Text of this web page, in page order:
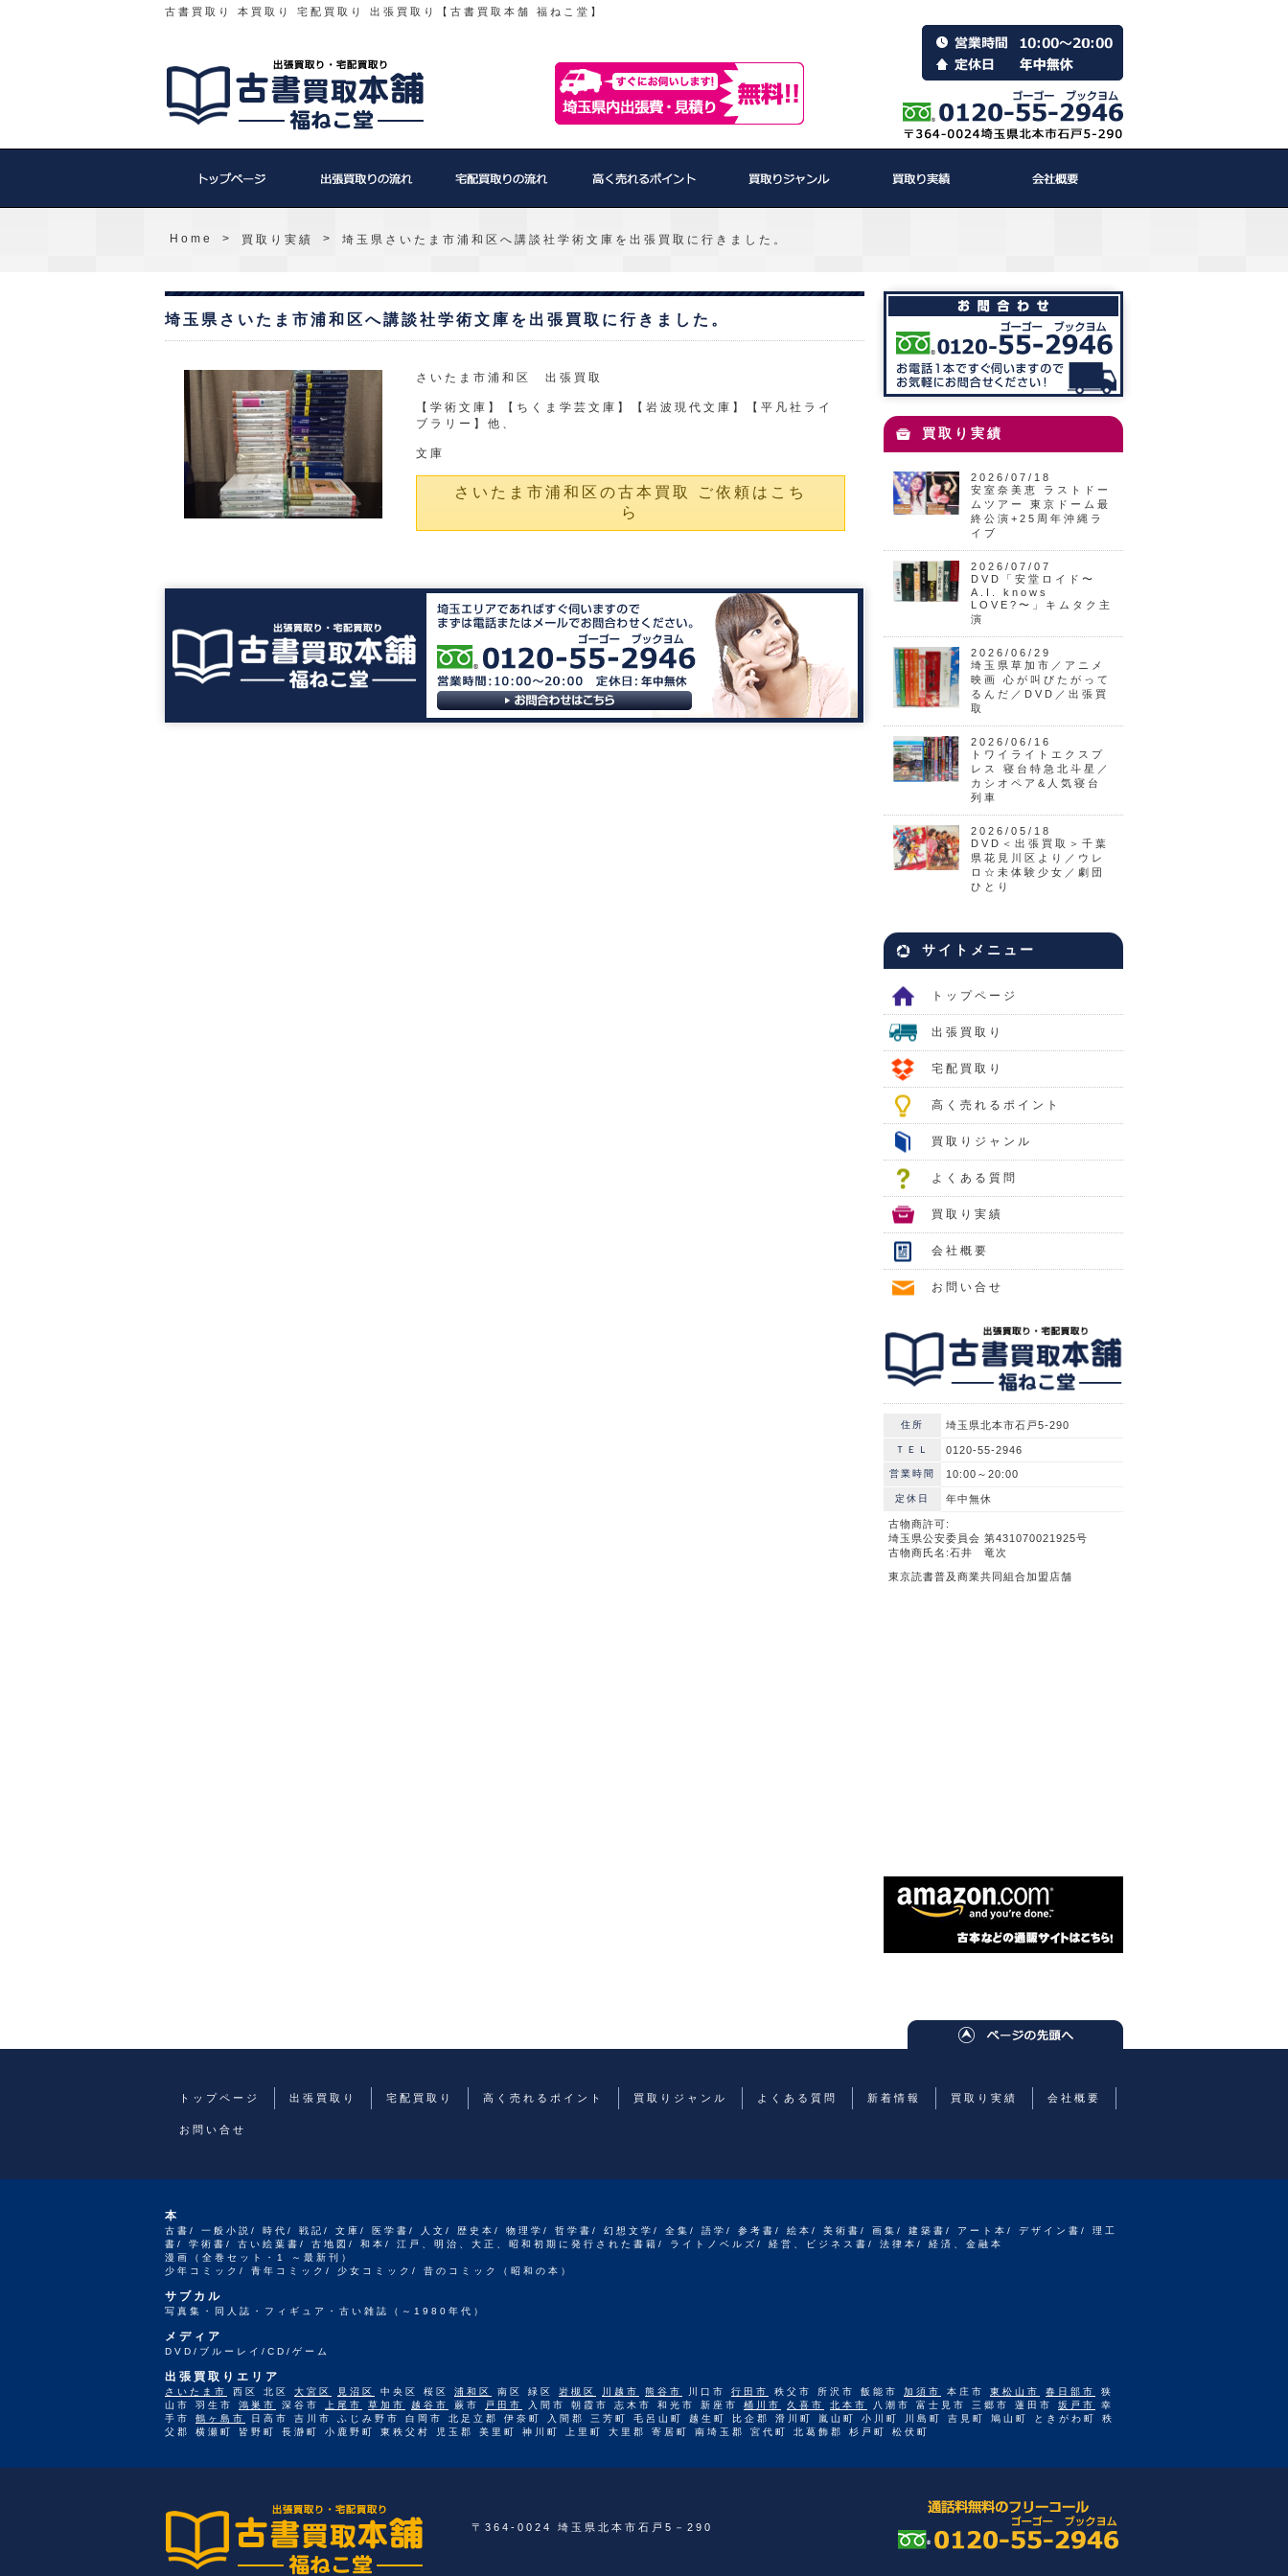
古書買取り 本買取り 宅配買取り 出張買取り【古書買取本舗 福ねこ堂】
Home > 買取り実績 > 埼玉県さいたま市浦和区へ講談社学術文庫を出張買取に行きました。
埼玉県さいたま市浦和区へ講談社学術文庫を出張買取に行きました。
さいたま市浦和区 出張買取
【学術文庫】【ちくま学芸文庫】【岩波現代文庫】【平凡社ライ
ブラリー】他、
文庫
さいたま市浦和区の古本買取 ご依頼はこち
ら
買取り実績
2026/07/18
安室奈美恵 ラストドー
ムツアー 東京ドーム最
終公演+25周年沖縄ラ
イブ
2026/07/07
DVD「安堂ロイド〜
A.I. knows
LOVE?〜」キムタク主
演
2026/06/29
埼玉県草加市／アニメ
映画 心が叫びたがって
るんだ／DVD／出張買
取
2026/06/16
トワイライトエクスプ
レス 寝台特急北斗星／
カシオペア&人気寝台
列車
2026/05/18
DVD＜出張買取＞千葉
県花見川区より／ウレ
ロ☆未体験少女／劇団
ひとり
サイトメニュー
トップページ
出張買取り
宅配買取り
高く売れるポイント
買取りジャンル
よくある質問
買取り実績
会社概要
お問い合せ
住所 埼玉県北本市石戸5-290
ＴＥＬ 0120-55-2946
営業時間 10:00～20:00
定休日 年中無休
古物商許可:
埼玉県公安委員会 第431070021925号
古物商氏名:石井 竜次
東京読書普及商業共同組合加盟店舗
トップページ 出張買取り 宅配買取り 高く売れるポイント 買取りジャンル よくある質問 新着情報 買取り実績 会社概要
お問い合せ
本
古書/ 一般小説/ 時代/ 戦記/ 文庫/ 医学書/ 人文/ 歴史本/ 物理学/ 哲学書/ 幻想文学/ 全集/ 語学/ 参考書/ 絵本/ 美術書/ 画集/ 建築書/ アート本/ デザイン書/ 理工
書/ 学術書/ 古い絵葉書/ 古地図/ 和本/ 江戸、明治、大正、昭和初期に発行された書籍/ ライトノベルズ/ 経営、ビジネス書/ 法律本/ 経済、金融本
漫画（全巻セット・1 ～最新刊）
少年コミック/ 青年コミック/ 少女コミック/ 昔のコミック（昭和の本）
サブカル
写真集・同人誌・フィギュア・古い雑誌（～1980年代）
メディア
DVD/ブルーレイ/CD/ゲーム
出張買取りエリア
さいたま市 西区 北区 大宮区 見沼区 中央区 桜区 浦和区 南区 緑区 岩槻区 川越市 熊谷市 川口市 行田市 秩父市 所沢市 飯能市 加須市 本庄市 東松山市 春日部市
狭
山市 羽生市 鴻巣市 深谷市 上尾市 草加市 越谷市 蕨市 戸田市 入間市 朝霞市 志木市 和光市 新座市 桶川市 久喜市 北本市 八潮市 富士見市 三郷市 蓮田市 坂戸市
幸
手市 鶴ヶ島市
日高市 吉川市 ふじみ野市 白岡市 北足立郡 伊奈町 入間郡 三芳町 毛呂山町 越生町 比企郡 滑川町 嵐山町 小川町 川島町 吉見町 鳩山町 ときがわ町 秩
父郡 横瀬町 皆野町 長瀞町 小鹿野町 東秩父村 児玉郡 美里町 神川町 上里町 大里郡 寄居町 南埼玉郡 宮代町 北葛飾郡 杉戸町 松伏町
〒364-0024 埼玉県北本市石戸5－290